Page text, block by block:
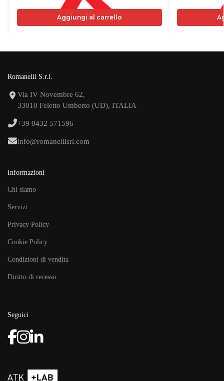
Aggiungi al carrello
Romanelli S.r.l.
Via IV Novembre 62,
33010 Feletto Umberto (UD), ITALIA
+39 0432 571596
info@romanellisrl.com
Informazioni
Chi siamo
Servizi
Privacy Policy
Cookie Policy
Condizioni di vendita
Diritto di recesso
Seguici